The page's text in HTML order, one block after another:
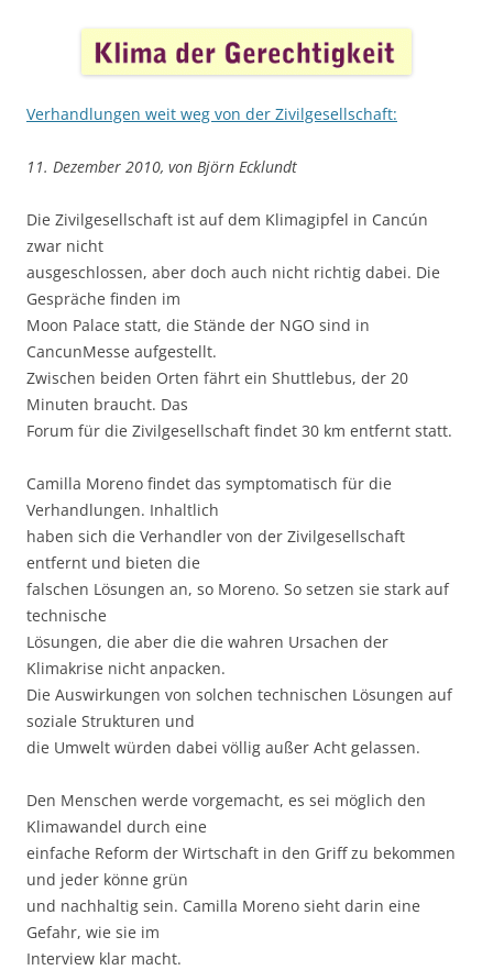
Verhandlungen weit weg von der Zivilgesellschaft:
11. Dezember 2010, von Björn Ecklundt
Die Zivilgesellschaft ist auf dem Klimagipfel in Cancún
zwar nicht
ausgeschlossen, aber doch auch nicht richtig dabei. Die
Gespräche finden im
Moon Palace statt, die Stände der NGO sind in
CancunMesse aufgestellt.
Zwischen beiden Orten fährt ein Shuttlebus, der 20
Minuten braucht. Das
Forum für die Zivilgesellschaft findet 30 km entfernt statt.
Camilla Moreno findet das symptomatisch für die
Verhandlungen. Inhaltlich
haben sich die Verhandler von der Zivilgesellschaft
entfernt und bieten die
falschen Lösungen an, so Moreno. So setzen sie stark auf
technische
Lösungen, die aber die die wahren Ursachen der
Klimakrise nicht anpacken.
Die Auswirkungen von solchen technischen Lösungen auf
soziale Strukturen und
die Umwelt würden dabei völlig außer Acht gelassen.
Den Menschen werde vorgemacht, es sei möglich den
Klimawandel durch eine
einfache Reform der Wirtschaft in den Griff zu bekommen
und jeder könne grün
und nachhaltig sein. Camilla Moreno sieht darin eine
Gefahr, wie sie im
Interview klar macht.